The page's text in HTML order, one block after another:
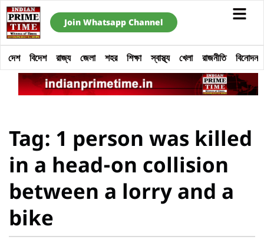
Join Whatsapp Channel
দেশ বিদেশ রাজ্য জেলা শহর শিক্ষা স্বাস্থ্য খেলা রাজনীতি বিনোদন
Tag: 1 person was killed
in a head-on collision
between a lorry and a
bike